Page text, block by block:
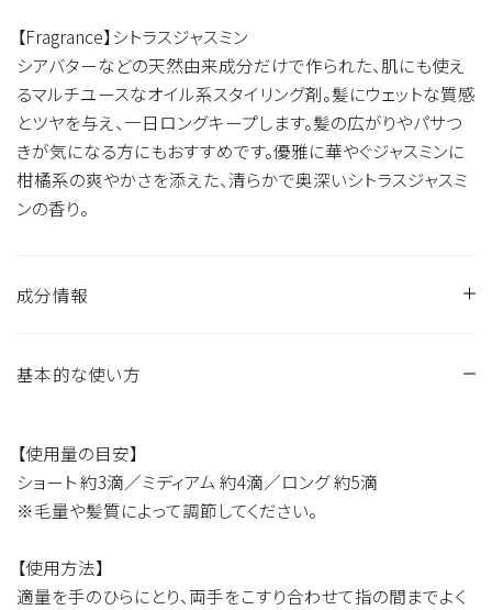
【Fragrance】シトラスジャスミン
シアバターなどの天然由来成分だけで作られた、肌にも使え
るマルチユースなオイル系スタイリング剤。髪にウェットな質感
とツヤを与え、一日ロングキープします。髪の広がりやパサつ
きが気になる方にもおすすめです。優雅に華やぐジャスミンに
柑橘系の爽やかさを添えた、清らかで奥深いシトラスジャスミ
ンの香り。
成分情報
ゴマ油、サフラワー油、ヒマワリ種子油、ホホバ種子油、シア脂
ク花油、ギンコウボク葉油、アンズ核油、ビターオレンジ花エキ
ス、ビャクダン油、パルミチン酸アスコルビル、トコフェロール、
香料
基本的な使い方
【使用量の目安】
ショート 約3滴／ミディアム 約4滴／ロング 約5滴
※毛量や髪質によって調節してください。
【使用方法】
適量を手のひらにとり、両手をこすり合わせて指の間までよく